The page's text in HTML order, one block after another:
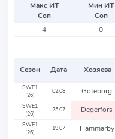
Макс ИТ
Соп
Мин ИТ
Соп
4
0
Сезон Дата Хозяева
SWE1
(26)
02.08 Goteborg
SWE1
(26)
25.07 Degerfors
SWE1
(26)
19.07 Hammarby